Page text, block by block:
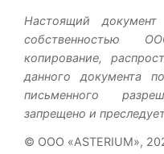
Настоящий документ
собственностью
копирование,
данного документа
письменного
запрещено и
© ООО «ASTERIUM»,